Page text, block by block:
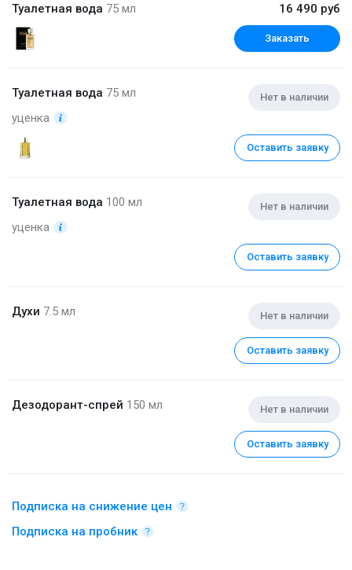
Туалетная вода 75 мл 16 490 руб
Заказать
Туалетная вода 75 мл
уценка
Нет в наличии
Оставить заявку
Туалетная вода 100 мл
уценка
Нет в наличии
Оставить заявку
Духи 7.5 мл Нет в наличии
Оставить заявку
Дезодорант-спрей 150 мл Нет в наличии
Оставить заявку
Подписка на снижение цен
Подписка на пробник